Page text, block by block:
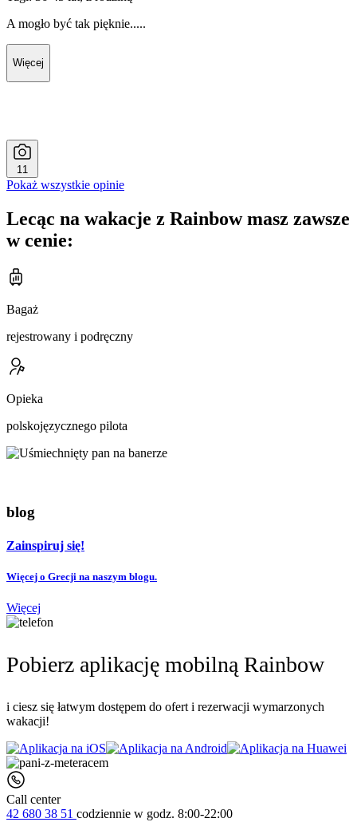
A mogło być tak pięknie.....
Więcej
11
Pokaż wszystkie opinie
Lecąc na wakacje z Rainbow masz zawsze
w cenie:
Bagaż
rejestrowany i podręczny
Opieka
polskojęzycznego pilota
blog
Zainspiruj się!
Więcej o Grecji na naszym blogu.
Więcej
Pobierz aplikację mobilną Rainbow
i ciesz się łatwym dostępem do ofert i rezerwacji wymarzonych
wakacji!
Call center
42 680 38 51 codziennie w godz. 8:00-22:00